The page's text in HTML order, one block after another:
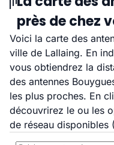
près de chez
Voici la carte des
ville de Lallaing. En
vous obtiendrez la
des antennes
les plus proches. En
découvrirez le ou les
de réseau disponibles